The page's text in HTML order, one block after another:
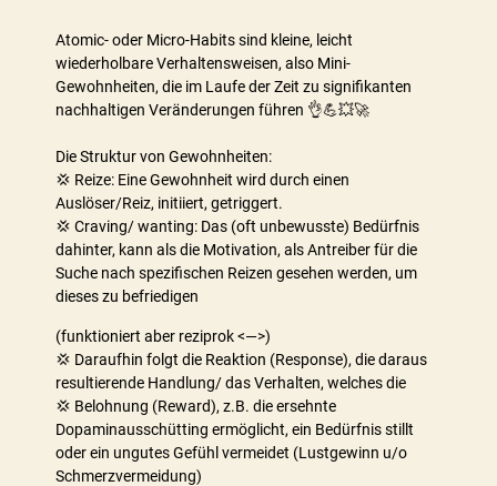
Atomic- oder Micro-Habits sind kleine, leicht
wiederholbare Verhaltensweisen, also Mini-
Gewohnheiten, die im Laufe der Zeit zu signifikanten
nachhaltigen Veränderungen führen 👌💪💥🚀
Die Struktur von Gewohnheiten:
💢 Reize: Eine Gewohnheit wird durch einen
Auslöser/Reiz, initiiert, getriggert.
💢 Craving/ wanting: Das (oft unbewusste) Bedürfnis
dahinter, kann als die Motivation, als Antreiber für die
Suche nach spezifischen Reizen gesehen werden, um
dieses zu befriedigen
(funktioniert aber reziprok <—>)
💢 Daraufhin folgt die Reaktion (Response), die daraus
resultierende Handlung/ das Verhalten, welches die
💢 Belohnung (Reward), z.B. die ersehnte
Dopaminausschütting ermöglicht, ein Bedürfnis stillt
oder ein ungutes Gefühl vermeidet (Lustgewinn u/o
Schmerzvermeidung)